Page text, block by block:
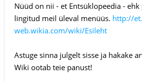
Nüüd on nii - et Entsüklopeedia -
lingitud meil üleval menüüs. http://
web.wikia.com/wiki/Esileht
Astuge sinna julgelt sisse ja hakake
Wiki ootab teie panust!